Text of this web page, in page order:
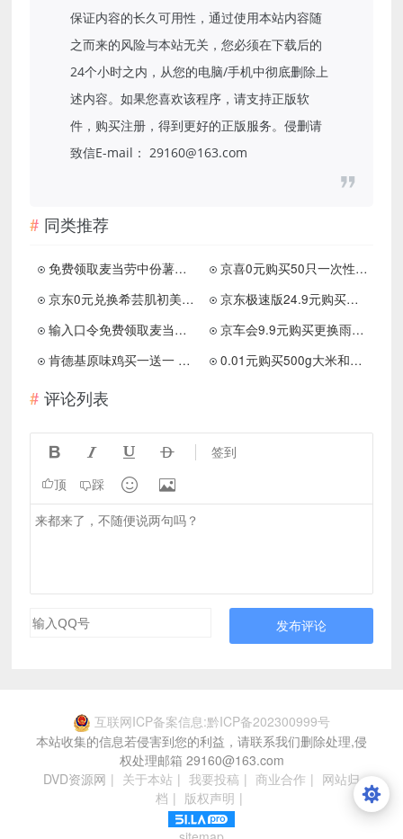
保证内容的长久可用性，通过使用本站内容随
之而来的风险与本站无关，您必须在下载后的
24个小时之内，从您的电脑/手机中彻底删除上
述内容。如果您喜欢该程序，请支持正版软
件，购买注册，得到更好的正版服务。侵删请
致信E-mail： 29160@163.com
同类推荐
免费领取麦当劳中份薯条 需要任意消费
京喜0元购买50只一次性口罩 先领券再下单
京东0元兑换希芸肌初美容液或牙膏
京东极速版24.9元购买安慕希一箱
输入口令免费领取麦当劳麦麦脆汁鸡
京车会9.9元购买更换雨刮项目
肯德基原味鸡买一送一 限量100万份
0.01元购买500g大米和50只一次性杯子等
评论列表
    签到
顶 踩  
发布评论
互联网ICP备案信息:黔ICP备202300999号
本站收集的信息若侵害到您的利益，请联系我们删除处理,侵
权处理邮箱 29160@163.com
DVD资源网 | 关于本站 | 我要投稿 | 商业合作 | 网站归
档 | 版权声明 |